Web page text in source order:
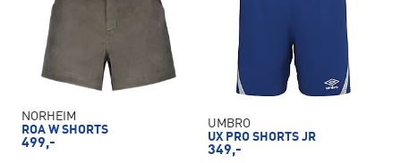
NORHEIM
ROA W SHORTS
499,-
UMBRO
UX PRO SHORTS JR
349,-